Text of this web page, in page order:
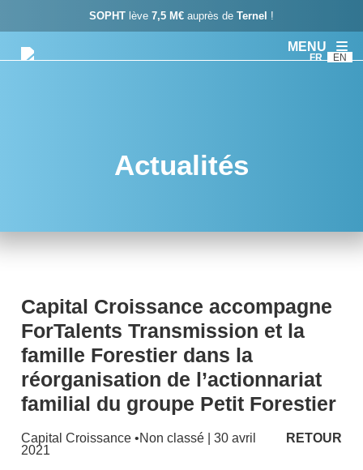
SOPHT lève 7,5 M€ auprès de Ternel !
FR EN
MENU
Actualités
Capital Croissance accompagne
ForTalents Transmission et la
famille Forestier dans la
réorganisation de l’actionnariat
familial du groupe Petit Forestier
Capital Croissance •Non classé | 30 avril
2021
RETOUR